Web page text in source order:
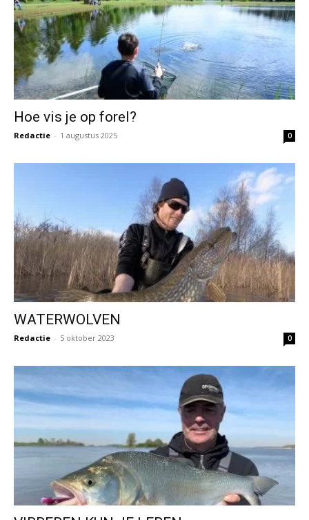
Hoe vis je op forel?
Redactie - 1 augustus 2025 0
WATERWOLVEN
Redactie - 5 oktober 2023 0